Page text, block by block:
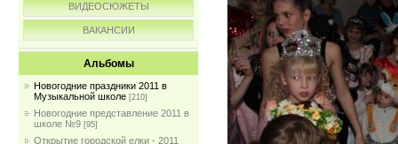
ВИДЕОСЮЖЕТЫ
ВАКАНСИИ
Альбомы
Новогодние праздники 2011 в
Музыкальной школе [210]
Новогодние представление 2011 в
школе №9 [95]
Открытие городской елки - 2011